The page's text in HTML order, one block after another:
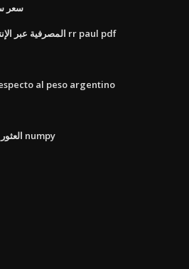
سعر
المصرفية عبر الإنترنت والتجارة الدولية عن طريق rr paul pdf
al peso argentino
العثور على مؤشر العنصر في مجموعة numpy